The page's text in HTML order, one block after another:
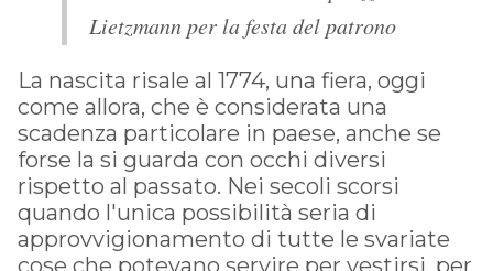
Lietzmann per la festa del patrono
La nascita risale al 1774, una fiera, oggi
come allora, che è considerata una
scadenza particolare in paese, anche se
forse la si guarda con occhi diversi
rispetto al passato. Nei secoli scorsi
quando l'unica possibilità seria di
approvvigionamento di tutte le svariate
cose che potevano servire per vestirsi, per